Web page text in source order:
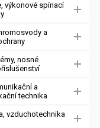
výkonové spínací
a
nosné
a
technika
vzduchotechnika